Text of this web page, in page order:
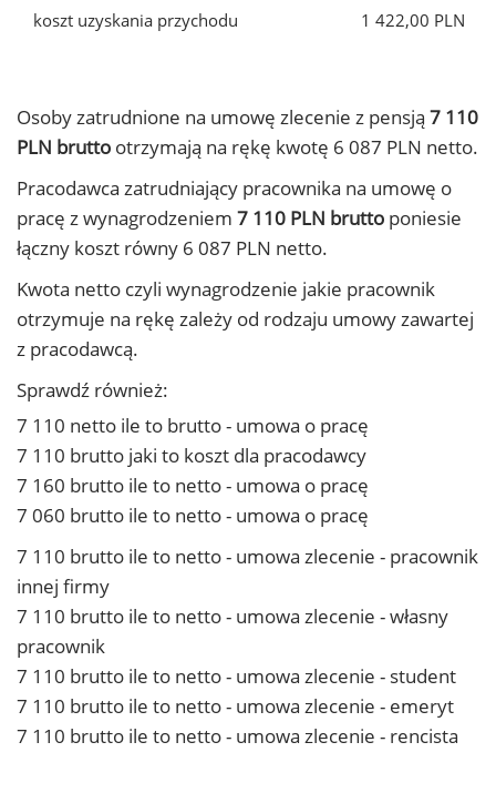
koszt uzyskania przychodu
1 422,00 PLN
Osoby zatrudnione na umowę zlecenie z pensją 7 110
PLN brutto otrzymają na rękę kwotę 6 087 PLN netto.
Pracodawca zatrudniający pracownika na umowę o
pracę z wynagrodzeniem 7 110 PLN brutto poniesie
łączny koszt równy 6 087 PLN netto.
Kwota netto czyli wynagrodzenie jakie pracownik
otrzymuje na rękę zależy od rodzaju umowy zawartej
z pracodawcą.
Sprawdź również:
7 110 netto ile to brutto - umowa o pracę
7 110 brutto jaki to koszt dla pracodawcy
7 160 brutto ile to netto - umowa o pracę
7 060 brutto ile to netto - umowa o pracę
7 110 brutto ile to netto - umowa zlecenie - pracownik
innej firmy
7 110 brutto ile to netto - umowa zlecenie - własny
pracownik
7 110 brutto ile to netto - umowa zlecenie - student
7 110 brutto ile to netto - umowa zlecenie - emeryt
7 110 brutto ile to netto - umowa zlecenie - rencista